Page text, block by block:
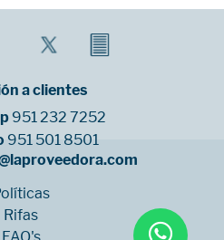
a clientes
951 232 7252
951 501 8501
Rifas